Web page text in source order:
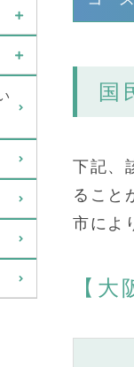
国
下記、
ること
市によ
【大